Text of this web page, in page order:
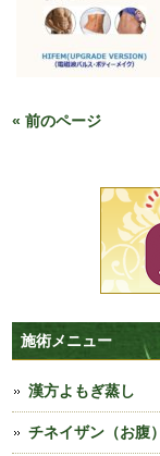
« 前のページ
施術メニュー
漢方よもぎ蒸し
チネイザン（お腹）